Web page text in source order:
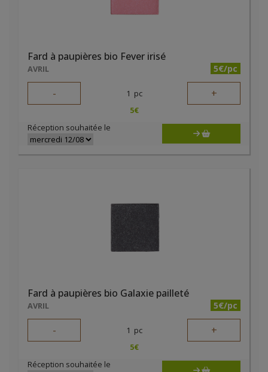
Fard à paupières bio Fever irisé
AVRIL 5€/pc
- 1 pc +
5€
Réception souhaitée le
Fard à paupières bio Galaxie pailleté
AVRIL 5€/pc
- 1 pc +
5€
Réception souhaitée le